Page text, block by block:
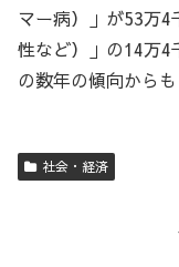
マー病）」が53万
性など）」の14万4
の数年の傾向から
社会・経済